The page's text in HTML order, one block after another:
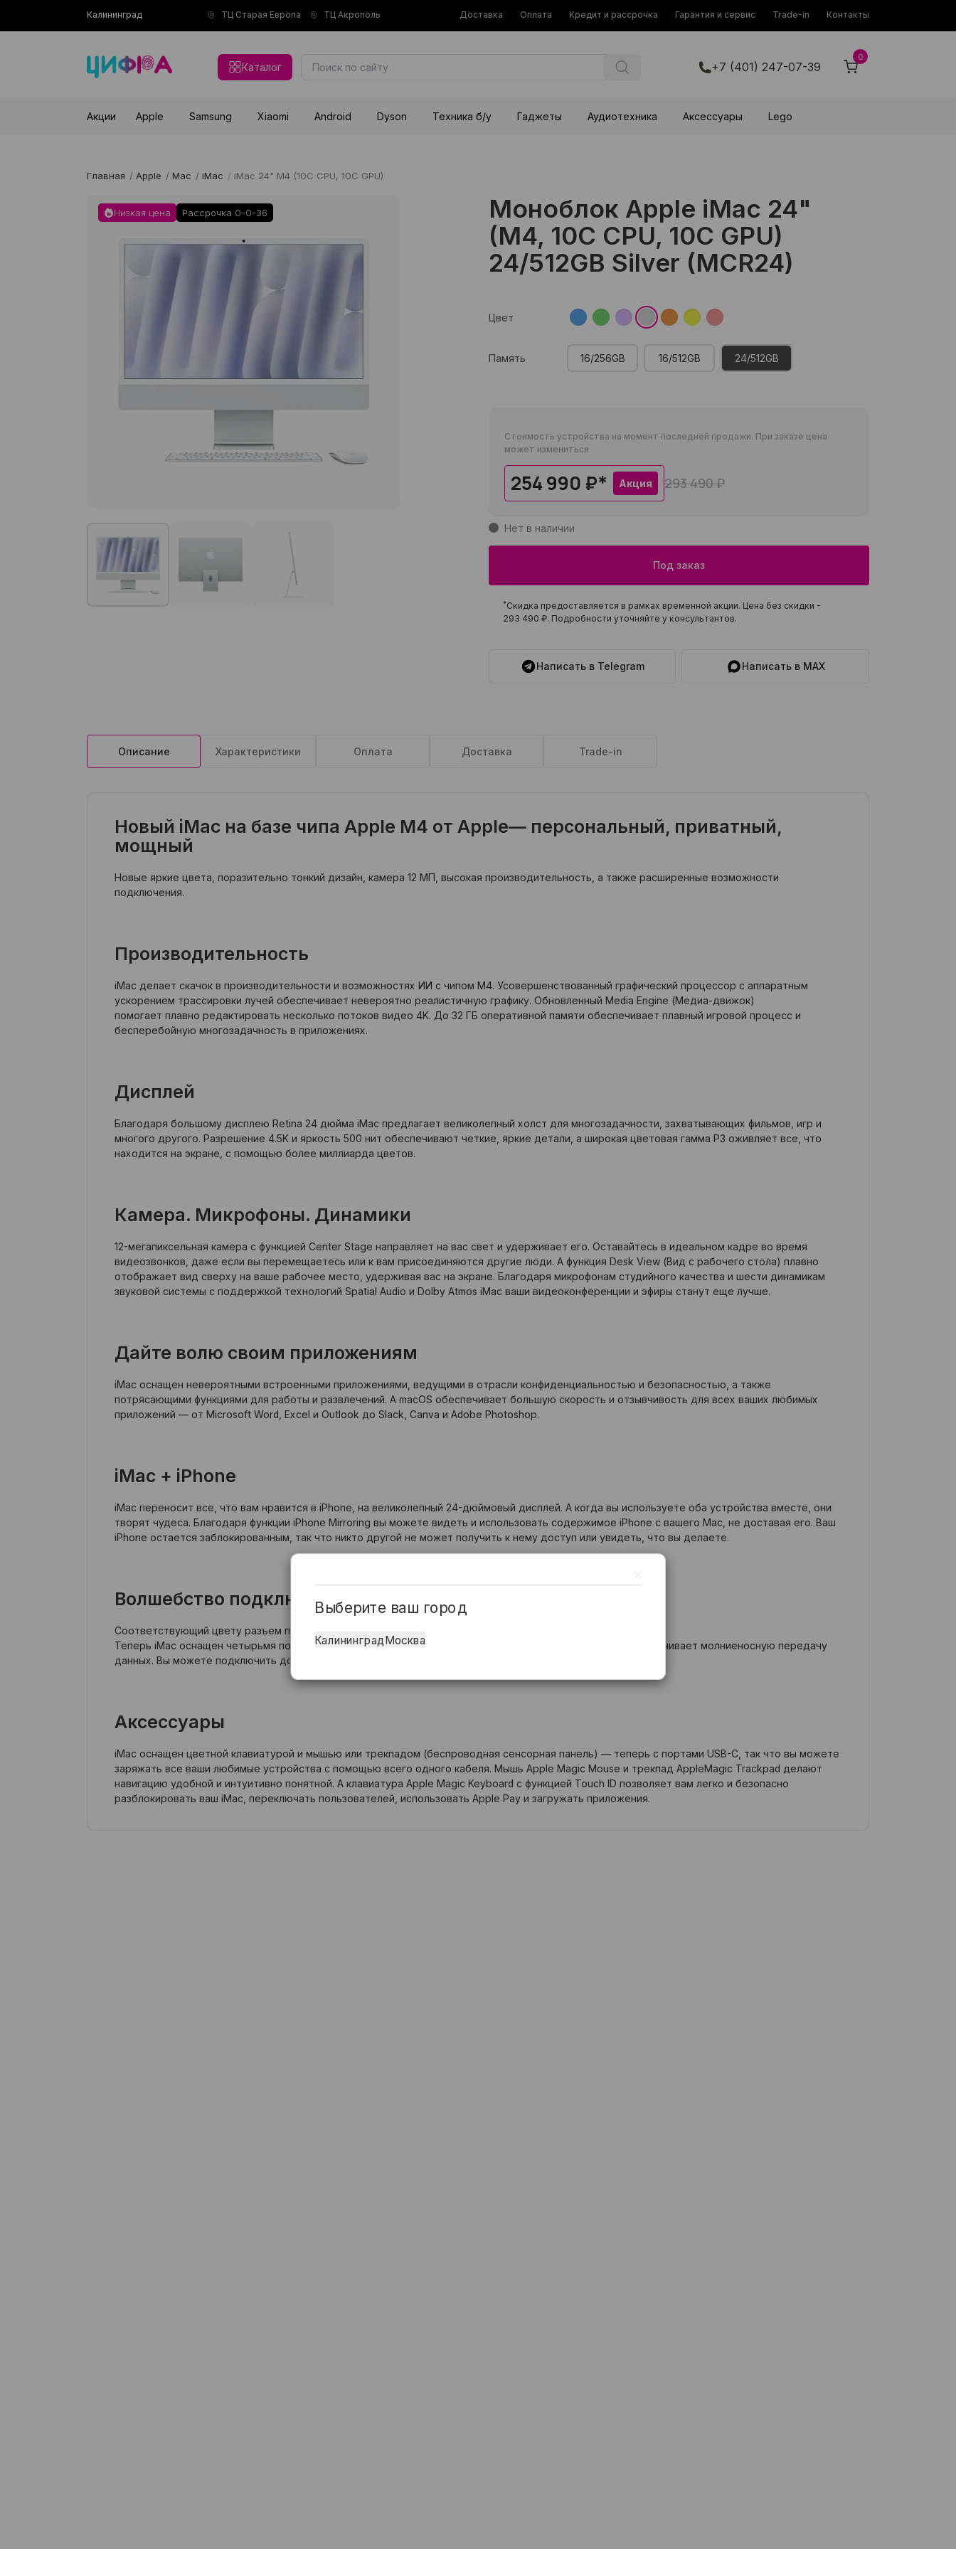
Калининград ТЦ Старая Европа ТЦ Акрополь Доставка Оплата Кредит и рассрочка Гарантия и сервис Trade-in Контакты
Каталог +7 (401) 247-07-39
0
Акции Apple Samsung Xiaomi Android Dyson Техника б/у Гаджеты Аудиотехника Аксессуары Lego
Главная / Apple / Mac / iMac / iMac 24" M4 (10C CPU, 10C GPU)
Низкая цена Рассрочка 0-0-36
Моноблок Apple iMac 24"
(M4, 10C CPU, 10C GPU)
24/512GB Silver (MCR24)
Цвет
Память 16/256GB 16/512GB 24/512GB
Стоимость устройства на момент последней продажи. При заказе цена
может измениться
254 990 ₽* Акция 293 490 ₽
Нет в наличии
Под заказ
*Скидка предоставляется в рамках временной акции. Цена без скидки -
293 490 ₽. Подробности уточняйте у консультантов.
Написать в Telegram Написать в MAX
Описание Характеристики Оплата Доставка Trade-in
Новый iMac на базе чипа Apple M4 от Apple— персональный, приватный,
мощный
Новые яркие цвета, поразительно тонкий дизайн, камера 12 МП, высокая производительность, а также расширенные возможности
подключения.
Производительность
iMac делает скачок в производительности и возможностях ИИ с чипом M4. Усовершенствованный графический процессор с аппаратным
ускорением трассировки лучей обеспечивает невероятно реалистичную графику. Обновленный Media Engine (Медиа-движок)
помогает плавно редактировать несколько потоков видео 4K. До 32 ГБ оперативной памяти обеспечивает плавный игровой процесс и
бесперебойную многозадачность в приложениях.
Дисплей
Благодаря большому дисплею Retina 24 дюйма iMac предлагает великолепный холст для многозадачности, захватывающих фильмов, игр и
многого другого. Разрешение 4.5K и яркость 500 нит обеспечивают четкие, яркие детали, а широкая цветовая гамма P3 оживляет все, что
находится на экране, с помощью более миллиарда цветов.
Камера. Микрофоны. Динамики
12-мегапиксельная камера с функцией Center Stage направляет на вас свет и удерживает его. Оставайтесь в идеальном кадре во время
видеозвонков, даже если вы перемещаетесь или к вам присоединяются другие люди. А функция Desk View (Вид с рабочего стола) плавно
отображает вид сверху на ваше рабочее место, удерживая вас на экране. Благодаря микрофонам студийного качества и шести динамикам
звуковой системы с поддержкой технологий Spatial Audio и Dolby Atmos iMac ваши видеоконференции и эфиры станут еще лучше.
Дайте волю своим приложениям
iMac оснащен невероятными встроенными приложениями, ведущими в отрасли конфиденциальностью и безопасностью, а также
потрясающими функциями для работы и развлечений. А macOS обеспечивает большую скорость и отзывчивость для всех ваших любимых
приложений — от Microsoft Word, Excel и Outlook до Slack, Canva и Adobe Photoshop.
iMac + iPhone
iMac переносит все, что вам нравится в iPhone, на великолепный 24-дюймовый дисплей. А когда вы используете оба устройства вместе, они
творят чудеса. Благодаря функции iPhone Mirroring вы можете видеть и использовать содержимое iPhone с вашего Mac, не доставая его. Ваш
iPhone остается заблокированным, так что никто другой не может получить к нему доступ или увидеть, что вы делаете.
Волшебство подключения
Соответствующий цвету разъем питания легко, с помощью магнита, защелкивается на месте.
Теперь iMac оснащен четырьмя портами Thunderbolt 4, что расширяет возможности подключения и обеспечивает молниеносную передачу
данных. Вы можете подключить до двух внешних дисплеев 6K.
Аксессуары
iMac оснащен цветной клавиатурой и мышью или трекпадом (беспроводная сенсорная панель) — теперь с портами USB-C, так что вы можете
заряжать все ваши любимые устройства с помощью всего одного кабеля. Мышь Apple Magic Mouse и трекпад AppleMagic Trackpad делают
навигацию удобной и интуитивно понятной. А клавиатура Apple Magic Keyboard с функцией Touch ID позволяет вам легко и безопасно
разблокировать ваш iMac, переключать пользователей, использовать Apple Pay и загружать приложения.
Выберите ваш город
КалининградМосква